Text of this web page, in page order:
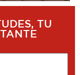
TU